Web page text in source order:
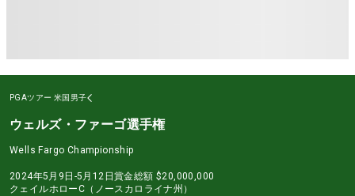
PGAツアー 米国男子
ウェルズ・ファーゴ選手権
Wells Fargo Championship
2024年5月9日-5月12日賞金総額 $20,000,000
クェイルホローC（ノースカロライナ州）